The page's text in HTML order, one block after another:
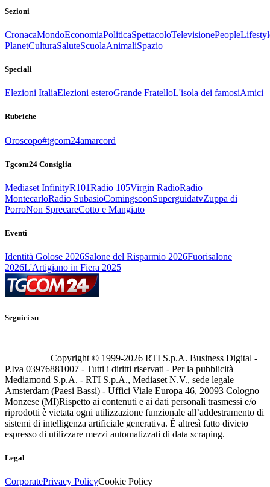
Sezioni
CronacaMondoEconomiaPoliticaSpettacoloTelevisionePeople
PlanetCulturaSaluteScuolaAnimaliSpazio
Speciali
Elezioni ItaliaElezioni esteroGrande FratelloL'isola dei famosiAmici
Rubriche
Oroscopo#tgcom24amarcord
Tgcom24 Consiglia
Mediaset InfinityR101Radio 105Virgin RadioRadio
MontecarloRadio SubasioComingsoonSuperguidatvZuppa di
PorroNon SprecareCotto e Mangiato
Eventi
Identità Golose 2026Salone del Risparmio 2026Fuorisalone
2026L'Artigiano in Fiera 2025
Seguici su
Copyright © 1999-2026 RTI S.p.A. Business Digital -
P.Iva 03976881007 - Tutti i diritti riservati - Per la pubblicità
Mediamond S.p.A. - RTI S.p.A., Mediaset N.V., sede legale
Amsterdam (Paesi Bassi) - Uffici Viale Europa 46, 20093 Cologno
Monzese (MI)Rispetto ai contenuti e ai dati personali trasmessi e/o
riprodotti è vietata ogni utilizzazione funzionale all’addestramento di
sistemi di intelligenza artificiale generativa. È altresì fatto divieto
espresso di utilizzare mezzi automatizzati di data scraping.
Legal
CorporatePrivacy PolicyCookie Policy